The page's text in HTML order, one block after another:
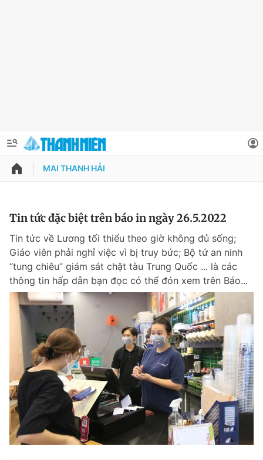
QUẢNG CÁO
Chuyên mục
Chuyên mục khác
Chào ngày mới Tin 24h
Tin thị trường Tin 360
Video Magazine
Sản phẩm khác
Tiện ích Bạn cần biết
Thông tin tài khoản
Đổi mật khẩu
Tin đã lưu
Tin đã xem
Đăng xuất
MAI THANH HẢI
Tin tức đặc biệt trên báo in ngày 26.5.2022
Tin tức về Lương tối thiểu theo giờ không đủ sống;
Giáo viên phải nghỉ việc vì bị truy bức; Bộ tứ an ninh
“tung chiêu” giám sát chặt tàu Trung Quốc ... là các
thông tin hấp dẫn bạn đọc có thể đón xem trên Báo...